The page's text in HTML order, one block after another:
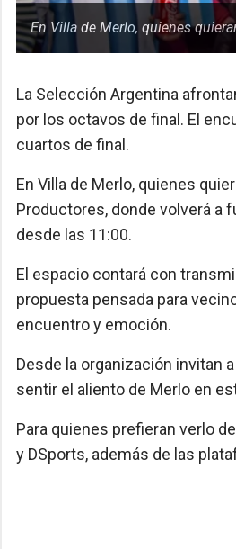
En Villa de Merlo, quienes
La Selección Argentina
por los octavos de final. El
cuartos de final.
En Villa de Merlo, quienes
Productores, donde volverá a
desde las 11:00.
El espacio contará con
propuesta pensada para
encuentro y emoción.
Desde la organización invitan
sentir el aliento de Merlo en
Para quienes prefieran verlo
y DSports, además de las